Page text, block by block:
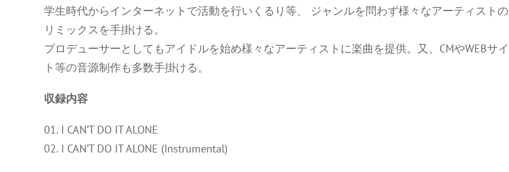
学生時代からインターネットで活動を行いくるり等、 ジャンルを問わず様々なアーティストの
リミックスを手掛ける。
プロデューサーとしてもアイドルを始め様々なアーティストに楽曲を提供。又、CMやWEBサイ
ト等の音源制作も多数手掛ける。
収録内容
01. I CAN’T DO IT ALONE
02. I CAN’T DO IT ALONE (Instrumental)